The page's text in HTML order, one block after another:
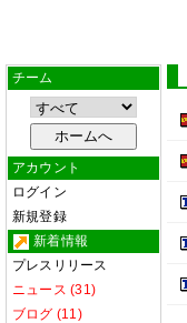
チーム
アカウント
ログイン
新規登録
新着情報
プレスリリース
ニュース (31)
ブログ (11)